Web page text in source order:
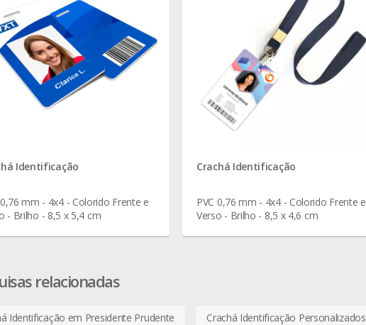
Identificação
0,76 mm - 4x4 - Colorido Frente e
- Brilho - 8,5 x 5,4 cm
Crachá Identificação
PVC 0,76 mm - 4x4 - Colorido Frente e
Verso - Brilho - 8,5 x 4,6 cm
relacionadas
Identificação em Presidente Prudente Crachá Identificação Personalizados